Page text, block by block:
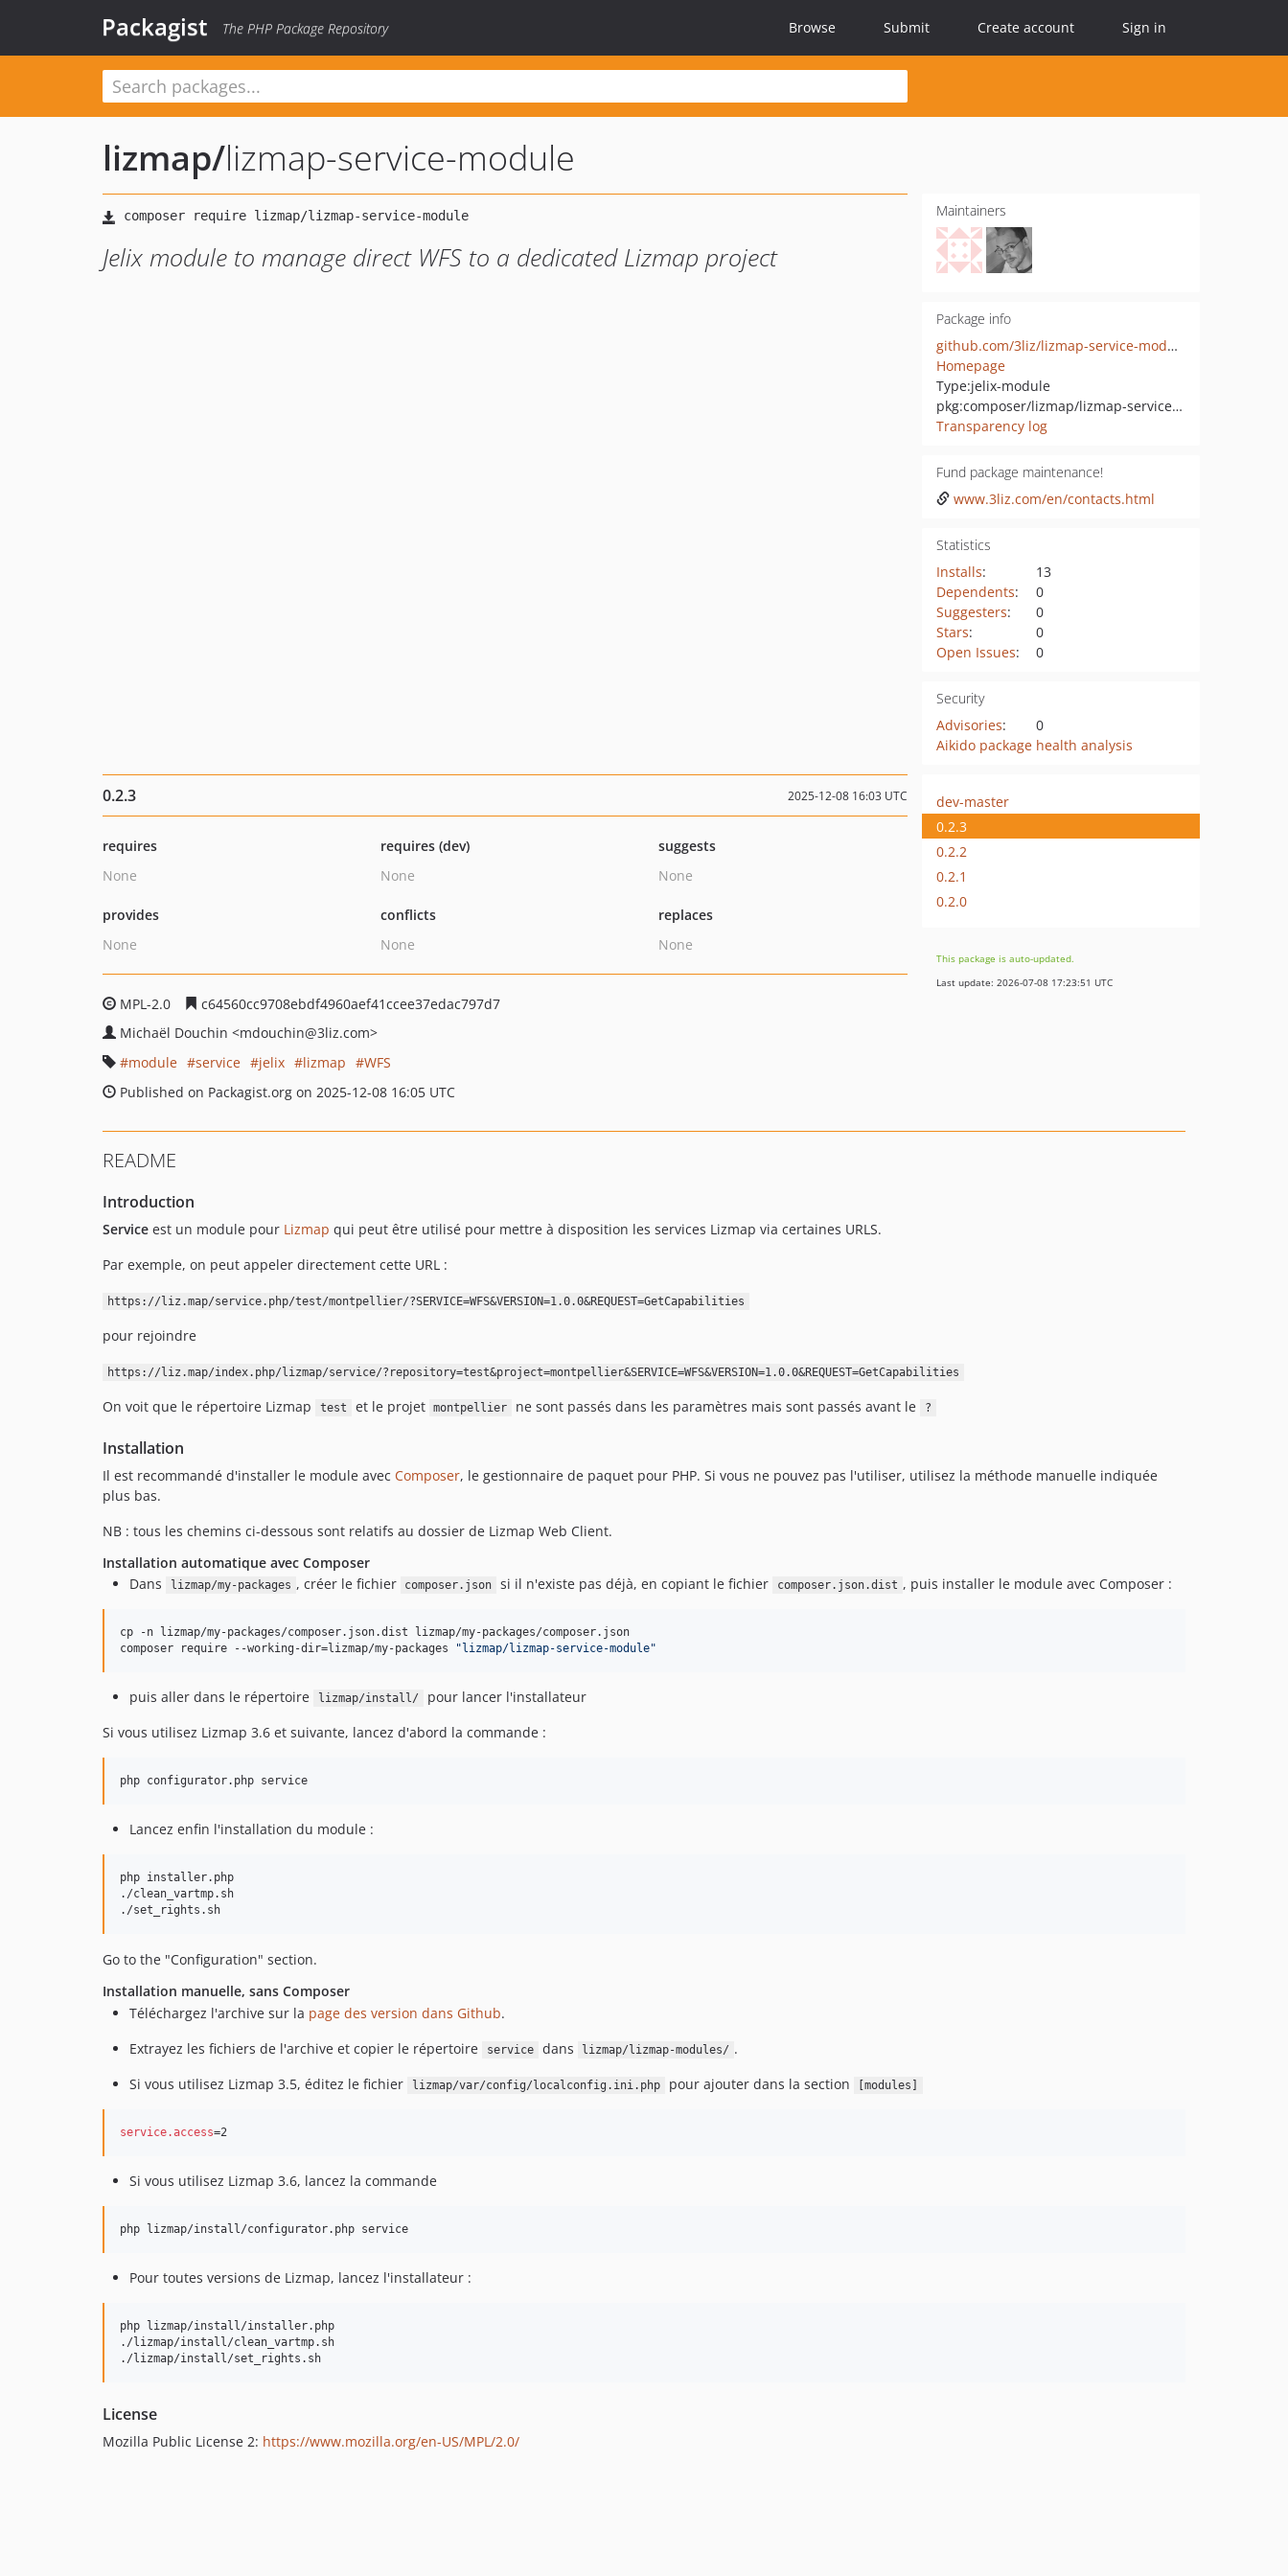
Packagist The PHP Package Repository Browse Submit Create account Sign in
lizmap/lizmap-service-module
Jelix module to manage direct WFS to a dedicated Lizmap project
Maintainers
Package info
github.com/3liz/lizmap-service-module
Homepage
Type:jelix-module
pkg:composer/lizmap/lizmap-service-module
Transparency log
Fund package maintenance!
www.3liz.com/en/contacts.html
Statistics
Installs:
13
Dependents:
0
Suggesters:
0
Stars:
0
Open Issues: 0
Security
Advisories:
0
Aikido package health analysis
0.2.3 2025-12-08 16:03 UTC
requires
None
requires (dev)
None
suggests
None
provides
None
conflicts
None
replaces
None
MPL-2.0
c64560cc9708ebdf4960aef41ccee37edac797d7
Michaël Douchin <mdouchin@3liz.com>
module
service jelix lizmap
WFS
Published on Packagist.org on 2025-12-08 16:05 UTC
dev-master
0.2.3
0.2.2
0.2.1
0.2.0
This package is auto-updated.
Last update: 2026-07-08 17:23:51 UTC
README
Introduction
Service est un module pour Lizmap qui peut être utilisé pour mettre à disposition les services Lizmap via certaines URLS.
Par exemple, on peut appeler directement cette URL :
https://liz.map/service.php/test/montpellier/?SERVICE=WFS&VERSION=1.0.0&REQUEST=GetCapabilities
pour rejoindre
https://liz.map/index.php/lizmap/service/?repository=test&project=montpellier&SERVICE=WFS&VERSION=1.0.0&REQUEST=GetCapabilities
On voit que le répertoire Lizmap test et le projet montpellier ne sont passés dans les paramètres mais sont passés avant le ?
Installation
Il est recommandé d'installer le module avec Composer, le gestionnaire de paquet pour PHP. Si vous ne pouvez pas l'utiliser, utilisez la méthode manuelle indiquée
plus bas.
NB : tous les chemins ci-dessous sont relatifs au dossier de Lizmap Web Client.
Installation automatique avec Composer
Dans
lizmap/my-packages , créer le fichier composer.json si il n'existe pas déjà, en copiant le fichier composer.json.dist , puis installer le module avec Composer :
cp -n lizmap/my-packages/composer.json.dist lizmap/my-packages/composer.json
composer require --working-dir=lizmap/my-packages
" lizmap/lizmap-service-module"
puis aller dans le répertoire lizmap/install/
pour lancer l'installateur
Si vous utilisez Lizmap 3.6 et suivante, lancez d'abord la commande :
php configurator.php service
Lancez enfin l'installation du module :
php installer.php
./clean_vartmp.sh
./set_rights.sh
Go to the "Configuration" section.
Installation manuelle, sans Composer
Téléchargez l'archive sur la page des version dans Github.
Extrayez les fichiers de l'archive et copier le répertoire
service dans lizmap/lizmap-modules/ .
Si vous utilisez Lizmap 3.5, éditez le fichier
lizmap/var/config/localconfig.ini.php pour ajouter dans la section [modules]
service.access=2
Si vous utilisez Lizmap 3.6, lancez la commande
php lizmap/install/configurator.php service
Pour toutes versions de Lizmap, lancez l'installateur :
php lizmap/install/installer.php
./lizmap/install/clean_vartmp.sh
./lizmap/install/set_rights.sh
License
Mozilla Public License 2: https://www.mozilla.org/en-US/MPL/2.0/